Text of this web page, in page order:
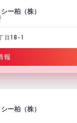
ー柏（株）
目18-1
報
ー柏（株）